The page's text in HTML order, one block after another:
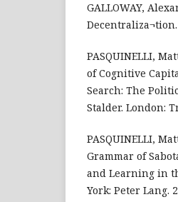
GALLOWAY,
PASQUINELLI,
of Cognitive
Search: The
Stalder. London:
PASQUINELLI,
Grammar of
and Learning in
York: Peter Lang.